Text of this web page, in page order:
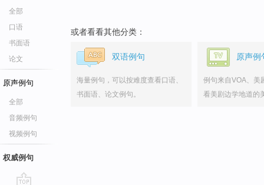
全部
口语
书面语
论文
原声例句
全部
音频例句
视频例句
权威例句
或者看看其他分类：
双语例句
海量例句，可以按难度查看口语、
书面语、论文例句。
原声例
例句来自VOA、美
看美剧边学地道的